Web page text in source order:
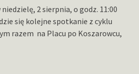
niedzielę, 2 sierpnia, o godz. 11:00
się kolejne spotkanie z cyklu
razem na Placu po Koszarowcu,